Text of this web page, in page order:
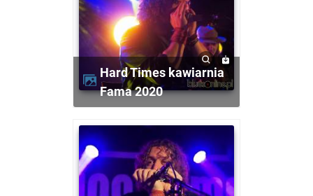
Hard Times kawiarnia
Fama 2020